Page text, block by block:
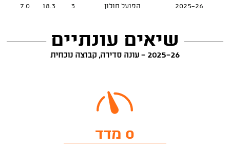
2025-26 הפועל חולון 3
18.3
7.0
שיאים עונתיים
2025-26 - עונה סדירה, קבוצה נוכחית
0 מדד